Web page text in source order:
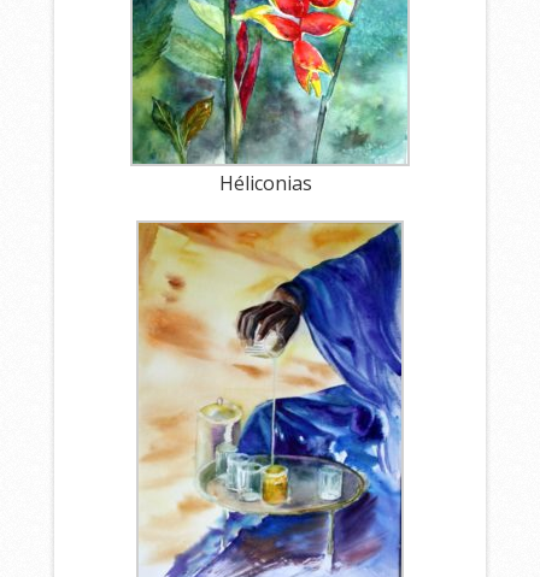
Héliconias